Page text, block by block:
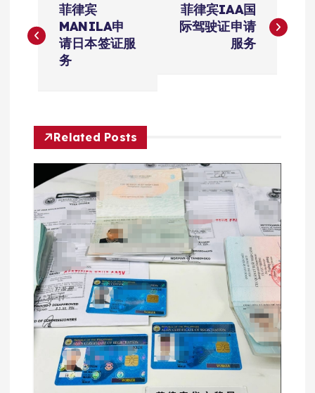
章
菲律宾
MANILA申
请日本签证服
务
菲律宾IAA国
际驾驶证申请
服务
Related Posts